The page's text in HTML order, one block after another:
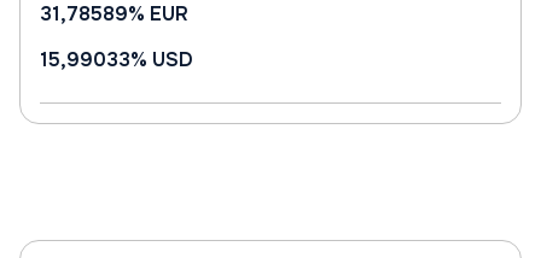
31,78589% EUR
15,99033% USD